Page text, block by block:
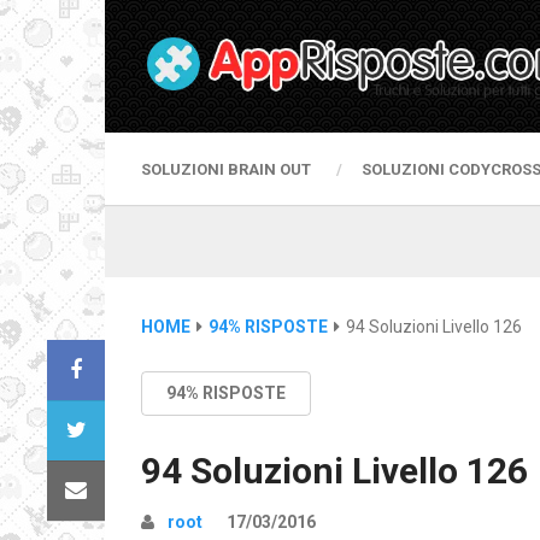
SOLUZIONI BRAIN OUT SOLUZIONI CODYCROSS
HOME 94% RISPOSTE 94 Soluzioni Livello 126
94% RISPOSTE
94 Soluzioni Livello 126
root 17/03/2016